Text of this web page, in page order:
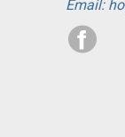
Email: